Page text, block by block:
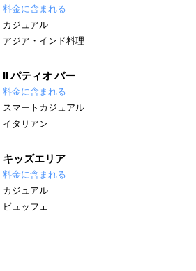
料金に含まれる
カジュアル
アジア・インド料理
II パティオ バー
料金に含まれる
スマートカジュアル
イタリアン
キッズエリア
料金に含まれる
カジュアル
ビュッフェ